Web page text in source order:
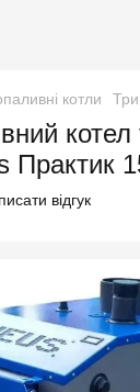
котли
котел
Практик
відгук